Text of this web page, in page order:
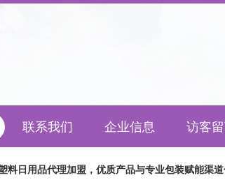
联系我们 企业信息 访客
料日用品代理加盟，优质产品与专业包装赋能渠